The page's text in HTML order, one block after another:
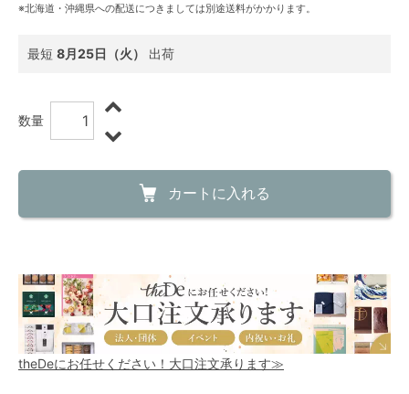
※北海道・沖縄県への配送につきましては別途送料がかかります。
最短 8月25日（火） 出荷
数量
カートに入れる
theDeにお任せください！大口注文承ります≫